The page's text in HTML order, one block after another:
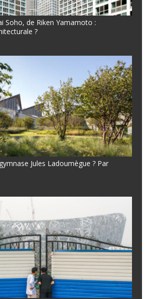
Soho, de Riken Yamamoto :
?
Jules Ladoumègue ? Par